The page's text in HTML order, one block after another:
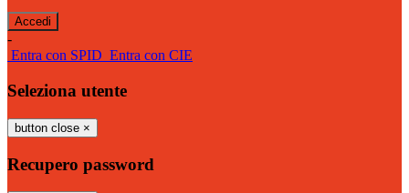
-
Entra con SPID Entra con CIE
Seleziona utente
button close ×
Recupero password